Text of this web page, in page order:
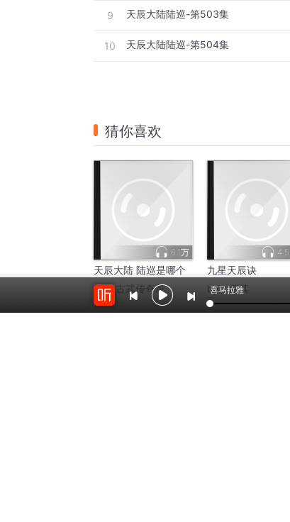
9 天辰大陆陆巡-第503集
10 天辰大陆陆巡-第504集
猜你喜欢
6.1万
天辰大陆 陆巡是哪个
by： 古武传奇录
九星天辰诀
by：何其
喜马拉雅